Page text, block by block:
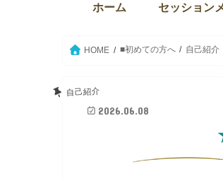
ホーム セッション
HOME ■初めての方へ 自己紹介
自己紹介
2026.06.08